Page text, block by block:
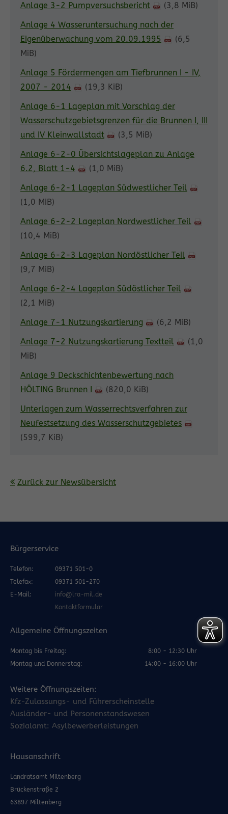
Anlage 3-2 Pumpversuchsbericht
(3,8 MiB)
Anlage 4 Wasseruntersuchung nach der
Eigenüberwachung vom 20.09.1995
(6,5
MiB)
Anlage 5 Fördermengen am Tiefbrunnen I - IV,
2007 - 2014
(19,3 KiB)
Anlage 6-1 Lageplan mit Vorschlag der
Wasserschutzgebietsgrenzen für die Brunnen I, III
und IV Kleinwallstadt
(3,5 MiB)
Anlage 6-2-0 Übersichtslageplan zu Anlage
6.2, Blatt 1-4
(1,0 MiB)
Anlage 6-2-1 Lageplan Südwestlicher Teil
(1,0 MiB)
Anlage 6-2-2 Lageplan Nordwestlicher Teil
(10,4 MiB)
Anlage 6-2-3 Lageplan Nordöstlicher Teil
(9,7 MiB)
Anlage 6-2-4 Lageplan Südöstlicher Teil
(2,1 MiB)
Anlage 7-1 Nutzungskartierung
(6,2 MiB)
Anlage 7-2 Nutzungskartierung Textteil
(1,0
MiB)
Anlage 9 Deckschichtenbewertung nach
HÖLTING Brunnen I
(820,0 KiB)
Unterlagen zum Wasserrechtsverfahren zur
Neufestsetzung des Wasserschutzgebietes
(599,7 KiB)
Zurück zur Newsübersicht
Bürgerservice
Telefon:
09371 501-0
Telefax:
09371 501-270
E-Mail:
info@lra-mil.de
Kontaktformular
Allgemeine Öffnungszeiten
Montag bis Freitag:
8:00 - 12:30 Uhr
Montag und Donnerstag:
14:00 - 16:00 Uhr
Weitere Öffnungszeiten:
Kfz-Zulassungs- und Führerscheinstelle
Ausländer- und Personenstandswesen
Sozialamt: Asylbewerberleistungen
Hausanschrift
Landratsamt Miltenberg
Brückenstraße 2
63897 Miltenberg